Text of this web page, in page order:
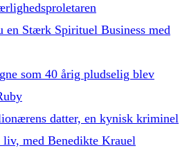
en Stærk Spirituel Business med
som 40 årig pludselig blev
datter, en kynisk kriminel
med Benedikte Krauel